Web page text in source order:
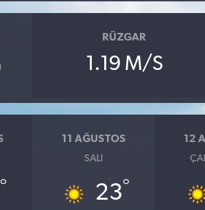
RÜZGAR
1.19 M/S
°
11 AĞUSTOS
SALI
23°
12